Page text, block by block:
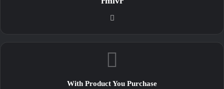
With Product You Purchase